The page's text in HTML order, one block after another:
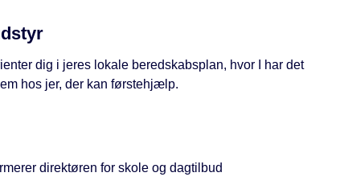
dig i jeres lokale beredskabsplan, hvor I har det
hos jer, der kan førstehjælp.
direktøren for skole og dagtilbud